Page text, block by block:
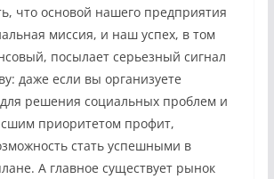
что основой нашего предприятия
миссия, и наш успех, в том
посылает серьезный сигнал
даже если вы организуете
решения социальных проблем и
приоритетом профит,
стать успешными в
А главное существует рынок